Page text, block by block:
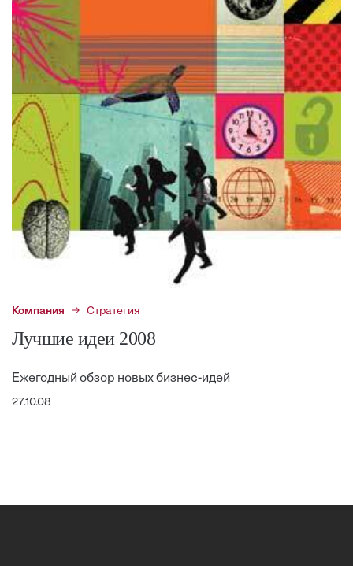
Компания Стратегия
Лучшие идеи 2008
Ежегодный обзор новых бизнес-идей
27.10.08